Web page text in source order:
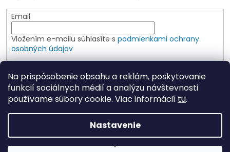
Na prispôsobenie obsahu a reklám, poskytovanie
funkcií sociálnych médií a analýzu návštevnosti
používame súbory cookie. Viac informácií tu.
Nastavenie
Email
Vložením e-mailu súhlasíte s podmienkami ochrany
osobných údajov
PRIHLÁSIŤ SA
Copyright 2026Elspoin. Všetky práva vyhradené.Upraviť